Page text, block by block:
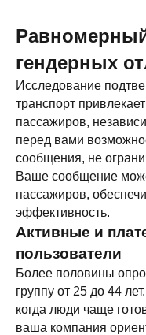
гендерных
Исследование
транспорт
пассажиров,
перед вами
сообщения, не
Ваше сообщение
пассажиров,
эффективность.
Активные и
пользователи
Более половины
группу от 25 до 44
когда люди чаще
ваша компания